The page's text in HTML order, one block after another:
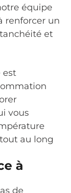
équipe
renforcer un
et
est
vous
au long
à
de